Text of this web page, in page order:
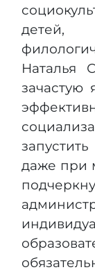
Наталья
зачастую
даже при